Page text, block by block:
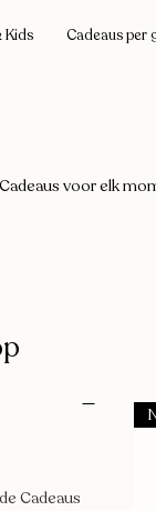
Kids Cadeaus per
Cadeaus voor elk
Cadeaus